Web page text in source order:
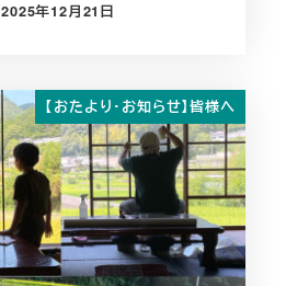
投稿日
2025年12月21日
【おたより・お知らせ】皆様へ